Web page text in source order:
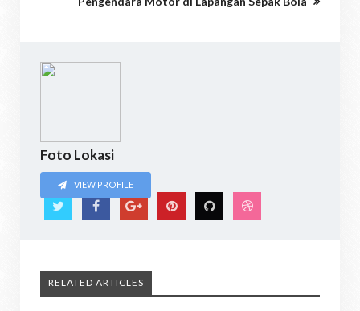
Foto Lokasi
VIEW PROFILE
RELATED ARTICLES